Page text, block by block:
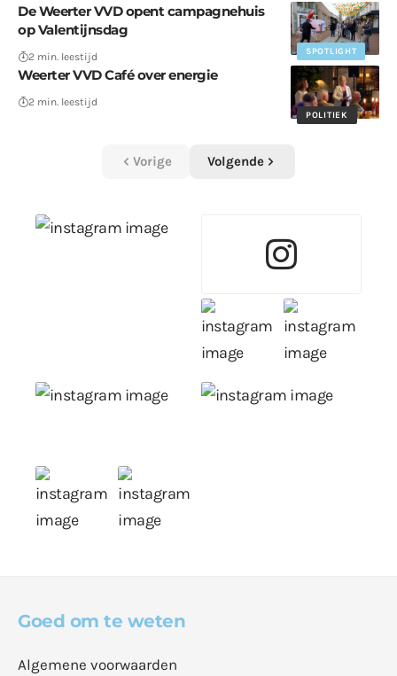
SPOTLIGHT
De Weerter VVD opent campagnehuis
op Valentijnsdag
2 min. leestijd
POLITIEK
Weerter VVD Café over energie
2 min. leestijd
Vorige Volgende
Goed om te weten
Algemene voorwaarden